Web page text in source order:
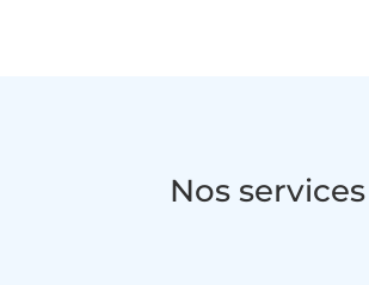
Nos services